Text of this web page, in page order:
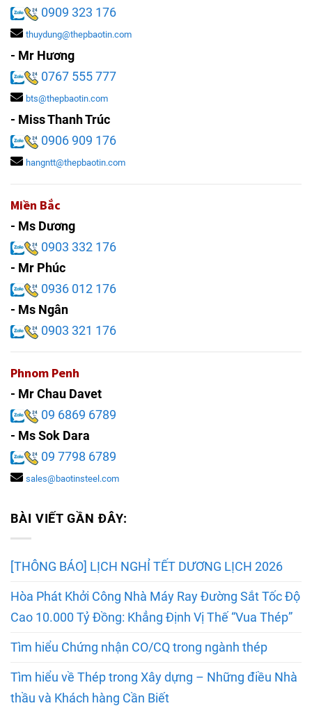
0909 323 176
thuydung@thepbaotin.com
- Mr Hương
0767 555 777
bts@thepbaotin.com
- Miss Thanh Trúc
0906 909 176
hangntt@thepbaotin.com
Miền Bắc
- Ms Dương
0903 332 176
- Mr Phúc
0936 012 176
- Ms Ngân
0903 321 176
Phnom Penh
- Mr Chau Davet
09 6869 6789
- Ms Sok Dara
09 7798 6789
sales@baotinsteel.com
BÀI VIẾT GẦN ĐÂY:
[THÔNG BÁO] LỊCH NGHỈ TẾT DƯƠNG LỊCH 2026
Hòa Phát Khởi Công Nhà Máy Ray Đường Sắt Tốc Độ
Cao 10.000 Tỷ Đồng: Khẳng Định Vị Thế “Vua Thép”
Tìm hiểu Chứng nhận CO/CQ trong ngành thép
Tìm hiểu về Thép trong Xây dựng – Những điều Nhà
thầu và Khách hàng Cần Biết